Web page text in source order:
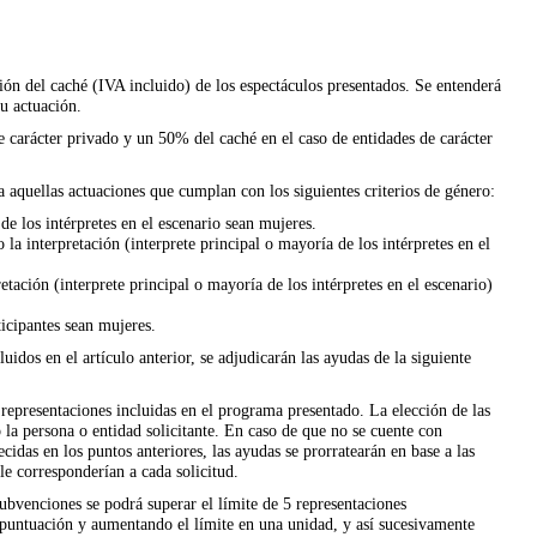
del caché (IVA incluido) de los espectáculos presentados. Se entenderá
actuación.
privado y un 50% del caché en el caso de entidades de carácter
actuaciones que cumplan con los siguientes criterios de género:
los intérpretes en el escenario sean mujeres.
interpretación (interprete principal o mayoría de los intérpretes en el
(interprete principal o mayoría de los intérpretes en el escenario)
sean mujeres.
en el artículo anterior, se adjudicarán las ayudas de la siguiente
incluidas en el programa presentado. La elección de las
persona o entidad solicitante. En caso de que no se cuente con
en los puntos anteriores, las ayudas se prorratearán en base a las
corresponderían a cada solicitud.
se podrá superar el límite de 5 representaciones
y aumentando el límite en una unidad, y así sucesivamente